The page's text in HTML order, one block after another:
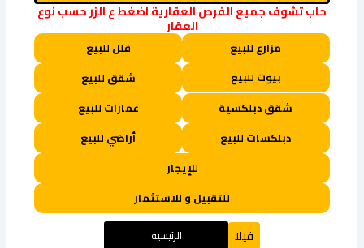
حاب تشوف جميع الفرص العقارية اضغط ع الزر حسب نوع
العقار
مزارع للبيع فلل للبيع
بيوت للبيع
شقق للبيع
شقق دبلكسية
عمارات للبيع
دبلكسات للبيع
أراضي للبيع
للإيجار
للتقبيل و للاستثمار
فيلا الرئيسية